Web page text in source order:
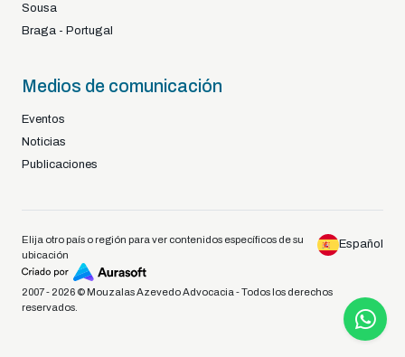
Sousa
Braga - Portugal
Medios de comunicación
Eventos
Noticias
Publicaciones
Elija otro país o región para ver contenidos específicos de su
ubicación
Español
2007 - 2026 © Mouzalas Azevedo Advocacia - Todos los derechos
reservados.